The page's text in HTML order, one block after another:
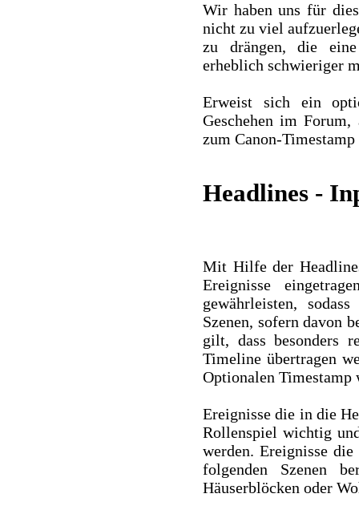
Wir haben uns für
nicht zu viel
zu drängen, die
erheblich schwieriger
Erweist sich ein
Geschehen im
zum Canon-
Headlines -
Mit Hilfe der
Ereignisse
gewährleisten,
Szenen, sofern davon
gilt, dass besonders
Timeline übertragen
Optionalen Timestamp
Ereignisse die in die
Rollenspiel wichtig
werden. Ereignisse
folgenden Szenen
Häuserblöcken oder